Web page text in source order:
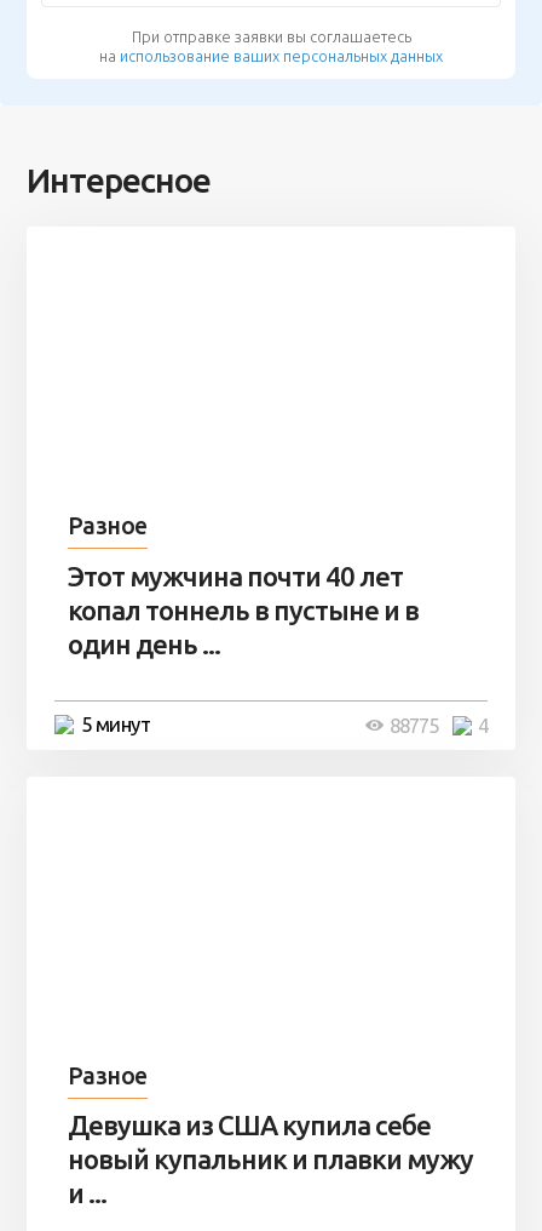
При отправке заявки вы соглашаетесь
на использование ваших персональных данных
Интересное
Разное
Этот мужчина почти 40 лет
копал тоннель в пустыне и в
один день ...
5 минут 4
88775
Разное
Девушка из США купила себе
новый купальник и плавки мужу
и ...